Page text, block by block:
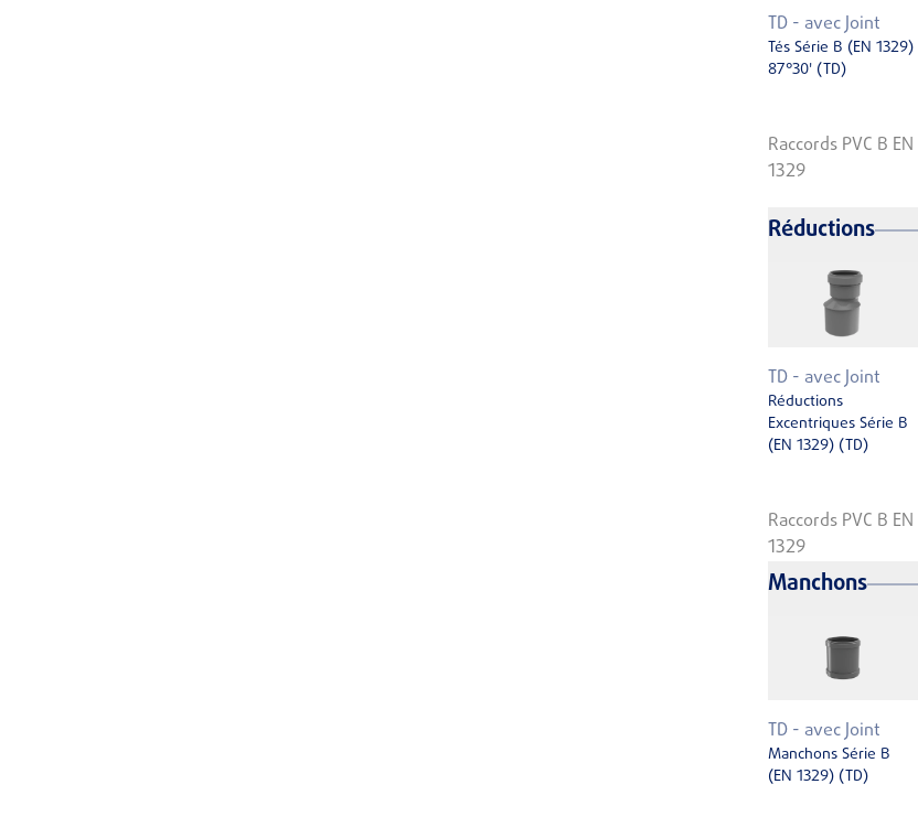
TD - avec Joint
Tés Série B (EN 1329)
87°30' (TD)
Raccords PVC B EN
1329
Réductions
TD - avec Joint
Réductions
Excentriques Série B
(EN 1329) (TD)
Raccords PVC B EN
1329
Manchons
TD - avec Joint
Manchons Série B
(EN 1329) (TD)